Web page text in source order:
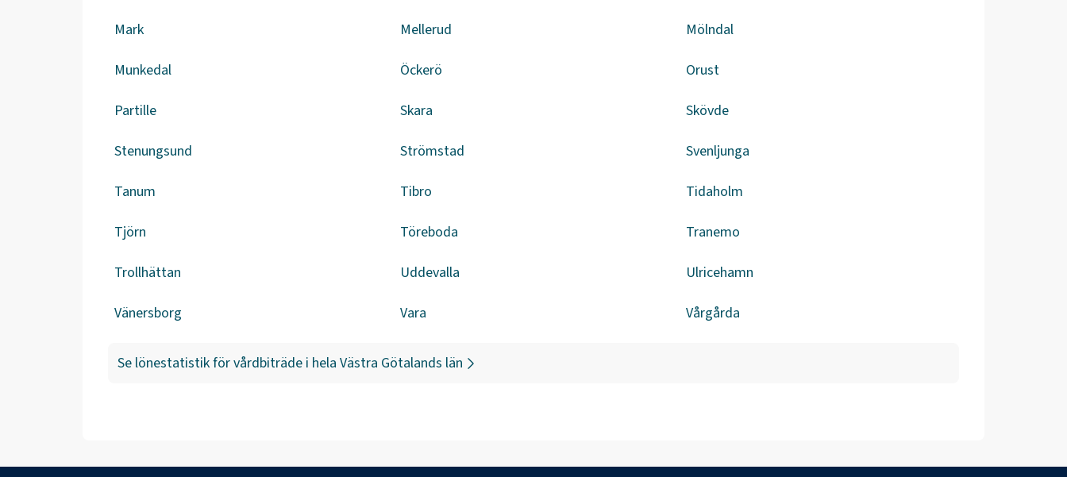
Mark Mellerud Mölndal
Munkedal Öckerö Orust
Partille Skara Skövde
Stenungsund Strömstad Svenljunga
Tanum Tibro Tidaholm
Tjörn Töreboda Tranemo
Trollhättan Uddevalla Ulricehamn
Vänersborg Vara Vårgårda
Se lönestatistik förvårdbiträde i hela Västra Götalands län